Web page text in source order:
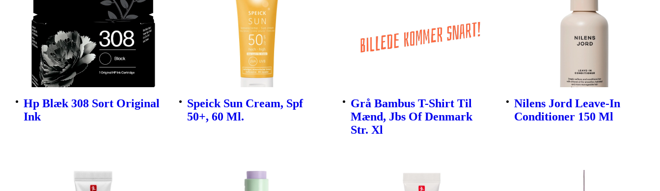
Hp Blæk 308 Sort Original
Ink
Speick Sun Cream, Spf
50+, 60 Ml.
Grå Bambus T-Shirt Til
Mænd, Jbs Of Denmark
Str. Xl
Nilens Jord Leave-In
Conditioner 150 Ml